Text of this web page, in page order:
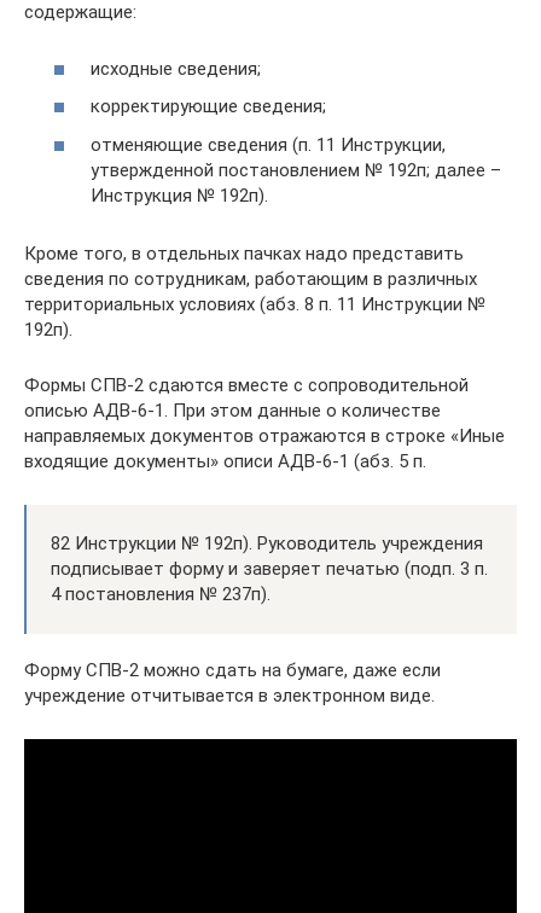
содержащие:
исходные сведения;
корректирующие сведения;
отменяющие сведения (п. 11 Инструкции,
утвержденной постановлением № 192п; далее –
Инструкция № 192п).
Кроме того, в отдельных пачках надо представить
сведения по сотрудникам, работающим в различных
территориальных условиях (абз. 8 п. 11 Инструкции №
192п).
Формы СПВ-2 сдаются вместе с сопроводительной
описью АДВ-6-1. При этом данные о количестве
направляемых документов отражаются в строке «Иные
входящие документы» описи АДВ-6-1 (абз. 5 п.
82 Инструкции № 192п). Руководитель учреждения
подписывает форму и заверяет печатью (подп. 3 п.
4 постановления № 237п).
Форму СПВ-2 можно сдать на бумаге, даже если
учреждение отчитывается в электронном виде.